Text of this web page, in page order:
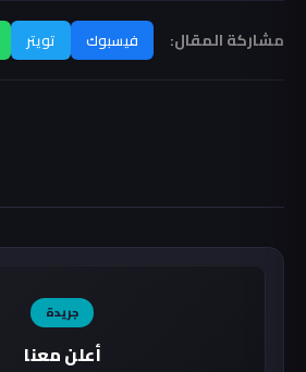
مشاركة المقال: فيسبوك تويتر
جريدة
أعلن معنا